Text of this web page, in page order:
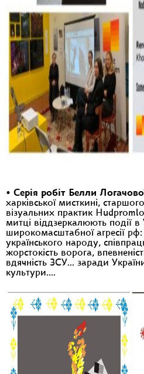
• Серія робіт Белли
харківської мисткині,
візуальних практик
митці віддзеркалюють події в
широкомасштабної агресії рф:
українського народу,
жорстокість ворога,
вдячність ЗСУ… заради
культури….